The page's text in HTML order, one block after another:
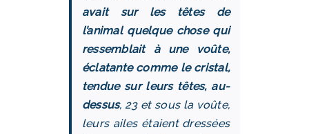
avait sur les têtes de
l’animal quelque chose qui
ressemblait à une voûte,
éclatante comme le cristal,
tendue sur leurs têtes, au-
dessus, 23 et sous la voûte,
leurs ailes étaient dressées